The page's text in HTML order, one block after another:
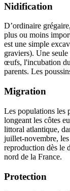
Nidification
D’ordinaire
plus ou moins
est une simple
graviers). Une
œufs, l'incubation
parents. Les
Migration
Les populations les
longeant les côtes
littoral atlantique,
juillet-novembre,
reproduction dès le
nord de la France.
Protection